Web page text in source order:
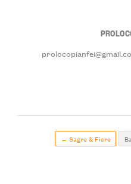
← Sagre & Fiere